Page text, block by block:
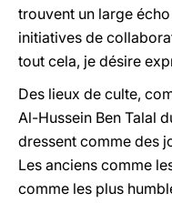
trouvent un large
initiatives de
tout cela, je désire
Des lieux de culte,
Al-Hussein Ben Talal
dressent comme des
Les anciens comme
comme les plus